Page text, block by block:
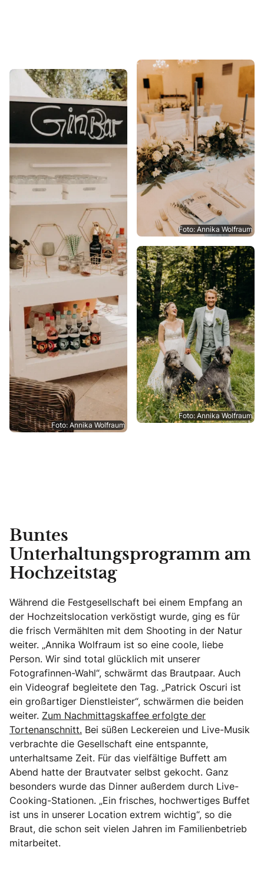
Foto: Annika Wolfraum
Foto: Annika Wolfraum
Foto: Annika Wolfraum
Buntes
Unterhaltungsprogramm am
Hochzeitstag
Während die Festgesellschaft bei einem Empfang an
der Hochzeitslocation verköstigt wurde, ging es für
die frisch Vermählten mit dem Shooting in der Natur
weiter. „Annika Wolfraum ist so eine coole, liebe
Person. Wir sind total glücklich mit unserer
Fotografinnen-Wahl“, schwärmt das Brautpaar. Auch
ein Videograf begleitete den Tag. „Patrick Oscuri ist
ein großartiger Dienstleister“, schwärmen die beiden
weiter. Zum Nachmittagskaffee erfolgte der
Tortenanschnitt. Bei süßen Leckereien und Live-Musik
verbrachte die Gesellschaft eine entspannte,
unterhaltsame Zeit. Für das vielfältige Buffett am
Abend hatte der Brautvater selbst gekocht. Ganz
besonders wurde das Dinner außerdem durch Live-
Cooking-Stationen. „Ein frisches, hochwertiges Buffet
ist uns in unserer Location extrem wichtig“, so die
Braut, die schon seit vielen Jahren im Familienbetrieb
mitarbeitet.